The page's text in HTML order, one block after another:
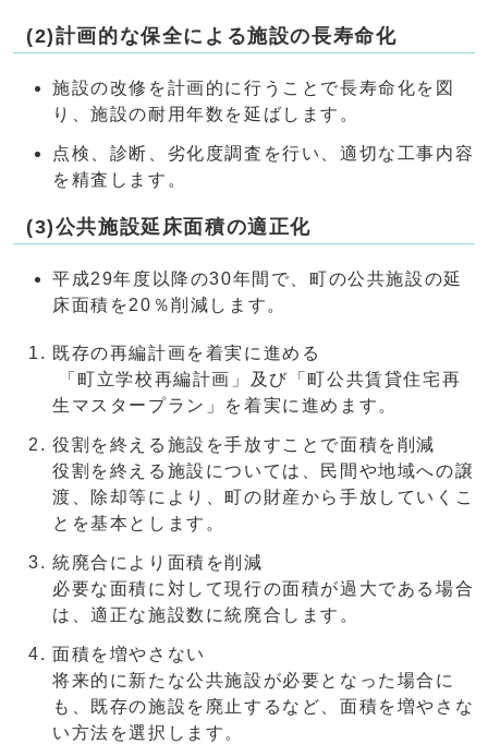
(2)計画的な保全による施設の長寿命化
施設の改修を計画的に行うことで長寿命化を図
り、施設の耐用年数を延ばします。
点検、診断、劣化度調査を行い、適切な工事内容
を精査します。
(3)公共施設延床面積の適正化
平成29年度以降の30年間で、町の公共施設の延
床面積を20％削減します。
既存の再編計画を着実に進める
「町立学校再編計画」及び「町公共賃貸住宅再
生マスタープラン」を着実に進めます。
役割を終える施設を手放すことで面積を削減
役割を終える施設については、民間や地域への譲
渡、除却等により、町の財産から手放していくこ
とを基本とします。
統廃合により面積を削減
必要な面積に対して現行の面積が過大である場合
は、適正な施設数に統廃合します。
面積を増やさない
将来的に新たな公共施設が必要となった場合に
も、既存の施設を廃止するなど、面積を増やさな
い方法を選択します。